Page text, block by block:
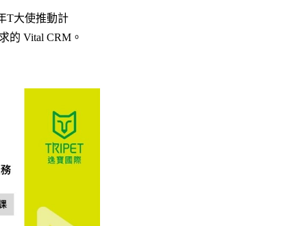
T大使推動計
的 Vital CRM。